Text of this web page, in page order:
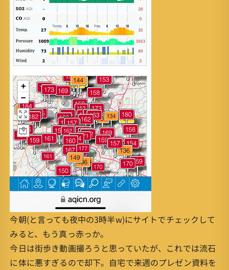
今朝(と言っても夜中の3時半w)にサイトでチェックして
みると、もう真っ赤っか。
今日は街歩き動画撮ろうと思っていたが、これでは流石
に体に悪すぎるので却下。自宅で来週のプレゼン資料を